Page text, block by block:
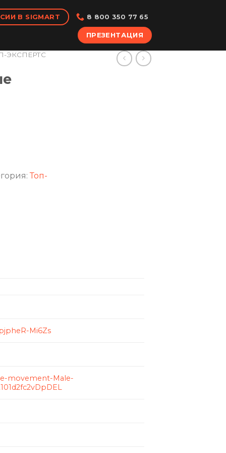
В SIGMART 8 800 350 77 65
ПРЕЗЕНТАЦИЯ
ЭКСПЕРТС
Топ-
Mi6Zs
movement-Male-